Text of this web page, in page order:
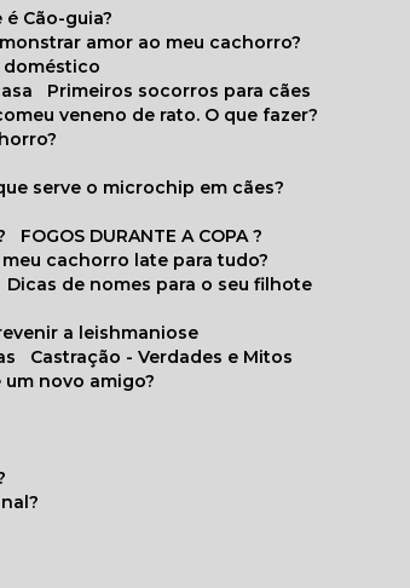
é Cão-guia?
amor ao meu cachorro?
doméstico
Primeiros socorros para cães
veneno de rato. O que fazer?
que serve o microchip em cães?
FOGOS DURANTE A COPA ?
meu cachorro late para tudo?
Dicas de nomes para o seu filhote
a leishmaniose
Castração - Verdades e Mitos
um novo amigo?